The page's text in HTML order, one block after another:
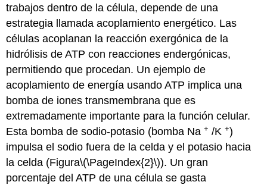
trabajos dentro de la célula, depende de una
estrategia llamada acoplamiento energético. Las
células acoplanan la reacción exergónica de la
hidrólisis de ATP con reacciones endergónicas,
permitiendo que procedan. Un ejemplo de
acoplamiento de energía usando ATP implica una
bomba de iones transmembrana que es
extremadamente importante para la función celular.
Esta bomba de sodio-potasio (bomba Na+ /K+)
impulsa el sodio fuera de la celda y el potasio hacia
la celda (Figura\(\PageIndex{2}\)). Un gran
porcentaje del ATP de una célula se gasta